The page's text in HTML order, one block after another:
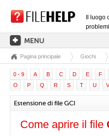
Il
PAGINA PRINCIPALE
CATEGORIE DELLE
CATEGORIE DEI DRIVER
FILE DLL
CONVERSIONI DI FILE
Pagina principale Giochi
0 - 9 A B C D E F
O
P Q R S T U V
Estensione di file GCI
Come aprire il file